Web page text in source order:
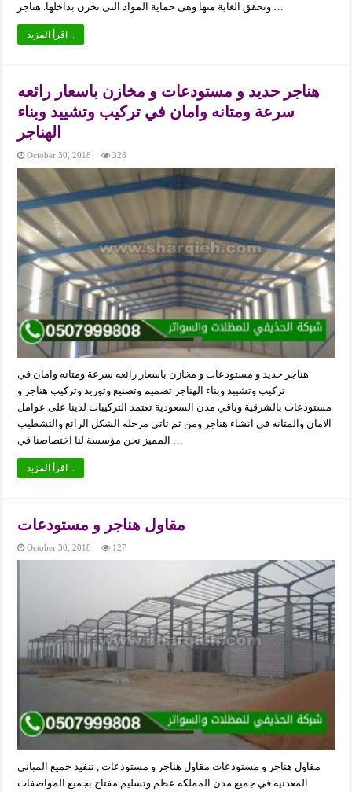
وتحقق الغاية منها وهى حماية المواد التى تخزن بداخلها. هناجر …
اقرأ المزيد ..
هناجر حديد و مستودعات و مخازن باسعار رائعه
سرعة ومتانه وامان في تركيب وتشييد وبناء
الهناجر
October 30, 2018 328
هناجر حديد و مستودعات و مخازن باسعار رائعه سرعة ومتانه وامان في
تركيب وتشييد وبناء الهناجر تصميم وتصنيع وتوريد وتركيب هناجر و
مستودعات بالشرقية وباقي مدن السعودية تعتمد التركيبات لدينا على عوامل
الامان والمتانه في انشاء هناجر ومن ثم تاتي مرحلة الشكل الرائع والتشطيب
المميز نحن مؤسسة لنا اختصاصنا في …
اقرأ المزيد ..
مقاول هناجر و مستودعات
October 30, 2018 127
مقاول هناجر و مستودعات مقاول هناجر و مستودعات , تنفيذ جميع المباني
المعدنيه في جميع مدن المملكه عظم وتسليم مفتاح بجميع المواصفات